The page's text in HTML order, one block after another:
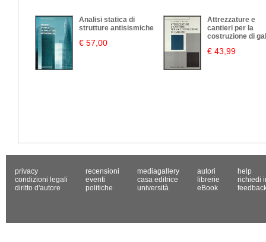
Analisi statica di
strutture antisismiche
€ 57,00
Attrezzature e
cantieri per la
costruzione di
€ 43,99
privacy
condizioni legali
diritto d'autore
recensioni
eventi
politiche
mediagallery
casa editrice
università
autori
librerie
eBook
help
richiedi